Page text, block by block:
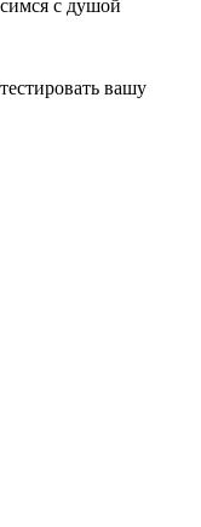
с душой
вашу